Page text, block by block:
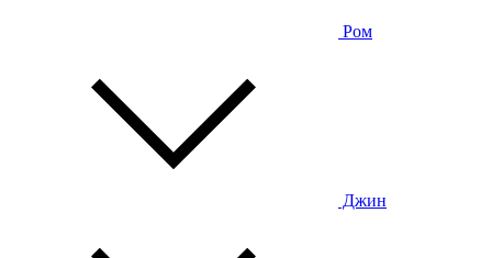
Ром
Джин